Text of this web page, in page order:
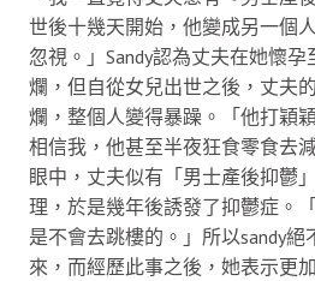
世後十幾天開始，他變成另一個
忽視。」Sandy認為丈夫在她懷
爛，但自從女兒出世之後，丈夫
爛，整個人變得暴躁。「他打穎
相信我，他甚至半夜狂食零食去
眼中，丈夫似有「男士產後抑鬱
理，於是幾年後誘發了抑鬱症。
是不會去跳樓的。」所以sandy
來，而經歷此事之後，她表示更